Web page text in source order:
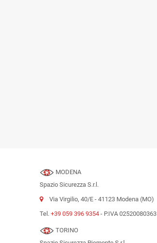
MODENA
Spazio Sicurezza S.r.l.
Via Virgilio, 40/E - 41123 Modena (MO)
Tel. +39 059 396 9354 - P.IVA 02520080363
TORINO